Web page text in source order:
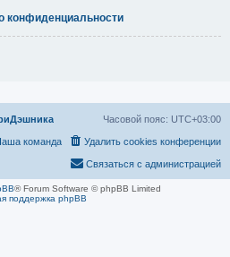
конфиденциальности
Часовой пояс: UTC+03:00
Удалить cookies конференции
команда
Связаться с администрацией
® Forum Software © phpBB Limited
поддержка phpBB